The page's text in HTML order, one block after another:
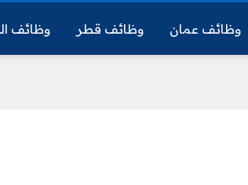
وظائف عمان وظائف قطر وظائف